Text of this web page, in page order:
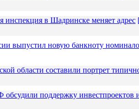
инспекция в Шадринске меняет адрес
выпустил новую банкноту
области составили портрет
поддержку инвестпроектов